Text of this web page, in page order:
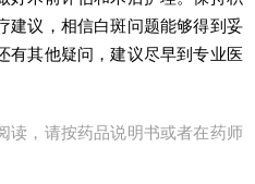
建议，相信白斑问题能够得到妥
有其他疑问，建议尽早到专业医
读，请按药品说明书或者在药师